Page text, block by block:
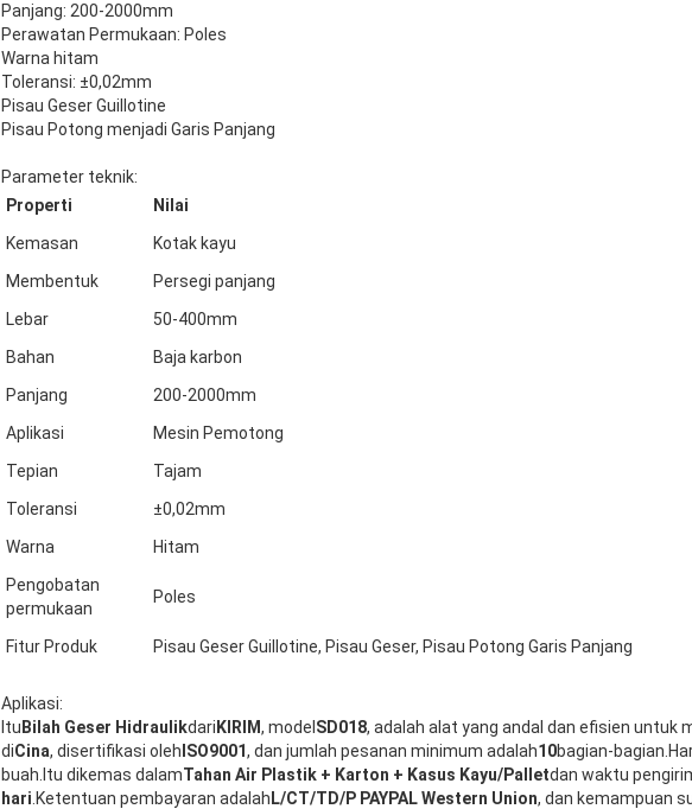
Panjang: 200-2000mm
Perawatan Permukaan: Poles
Warna hitam
Toleransi: ±0,02mm
Pisau Geser Guillotine
Pisau Potong menjadi Garis Panjang
Parameter teknik:
Properti
Nilai
Kemasan
Kotak kayu
Membentuk
Persegi panjang
Lebar
50-400mm
Bahan
Baja karbon
Panjang
200-2000mm
Aplikasi
Mesin Pemotong
Tepian
Tajam
Toleransi
±0,02mm
Warna
Hitam
Pengobatan
permukaan
Poles
Fitur Produk Pisau Geser Guillotine, Pisau Geser, Pisau Potong Garis Panjang
Aplikasi:
Itu Bilah Geser Hidraulikdari KIRIM, model SD018, adalah alat yang andal dan efisien untuk
diCina, disertifikasi oleh ISO9001, dan jumlah pesanan minimum adalah10bagian-
buah.Itu dikemas dalamTahan Air Plastik + Karton + Kasus Kayu/Palletdan waktu
hari .Ketentuan pembayaran adalah L/CT/TD/P PAYPAL Western Union, dan kemampuan